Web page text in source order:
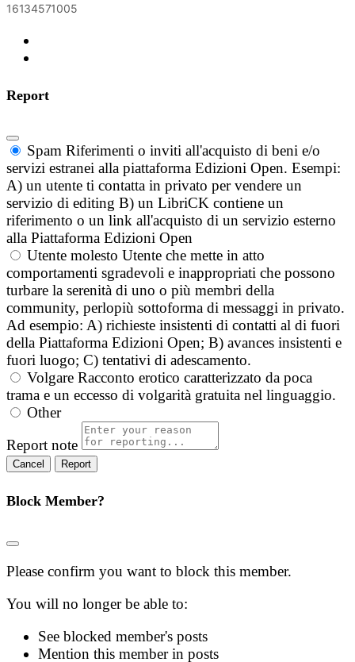
16134571005
Report
Spam Riferimenti o inviti all'acquisto di beni e/o
servizi estranei alla piattaforma Edizioni Open. Esempi:
A) un utente ti contatta in privato per vendere un
servizio di editing B) un LibriCK contiene un
riferimento o un link all'acquisto di un servizio esterno
alla Piattaforma Edizioni Open
Utente molesto Utente che mette in atto
comportamenti sgradevoli e inappropriati che possono
turbare la serenità di uno o più membri della
community, perlopiù sottoforma di messaggi in privato.
Ad esempio: A) richieste insistenti di contatti al di fuori
della Piattaforma Edizioni Open; B) avances insistenti e
fuori luogo; C) tentativi di adescamento.
Volgare Racconto erotico caratterizzato da poca
trama e un eccesso di volgarità gratuita nel linguaggio.
Other
Report note
Report
Block Member?
Please confirm you want to block this member.
You will no longer be able to:
See blocked member's posts
Mention this member in posts